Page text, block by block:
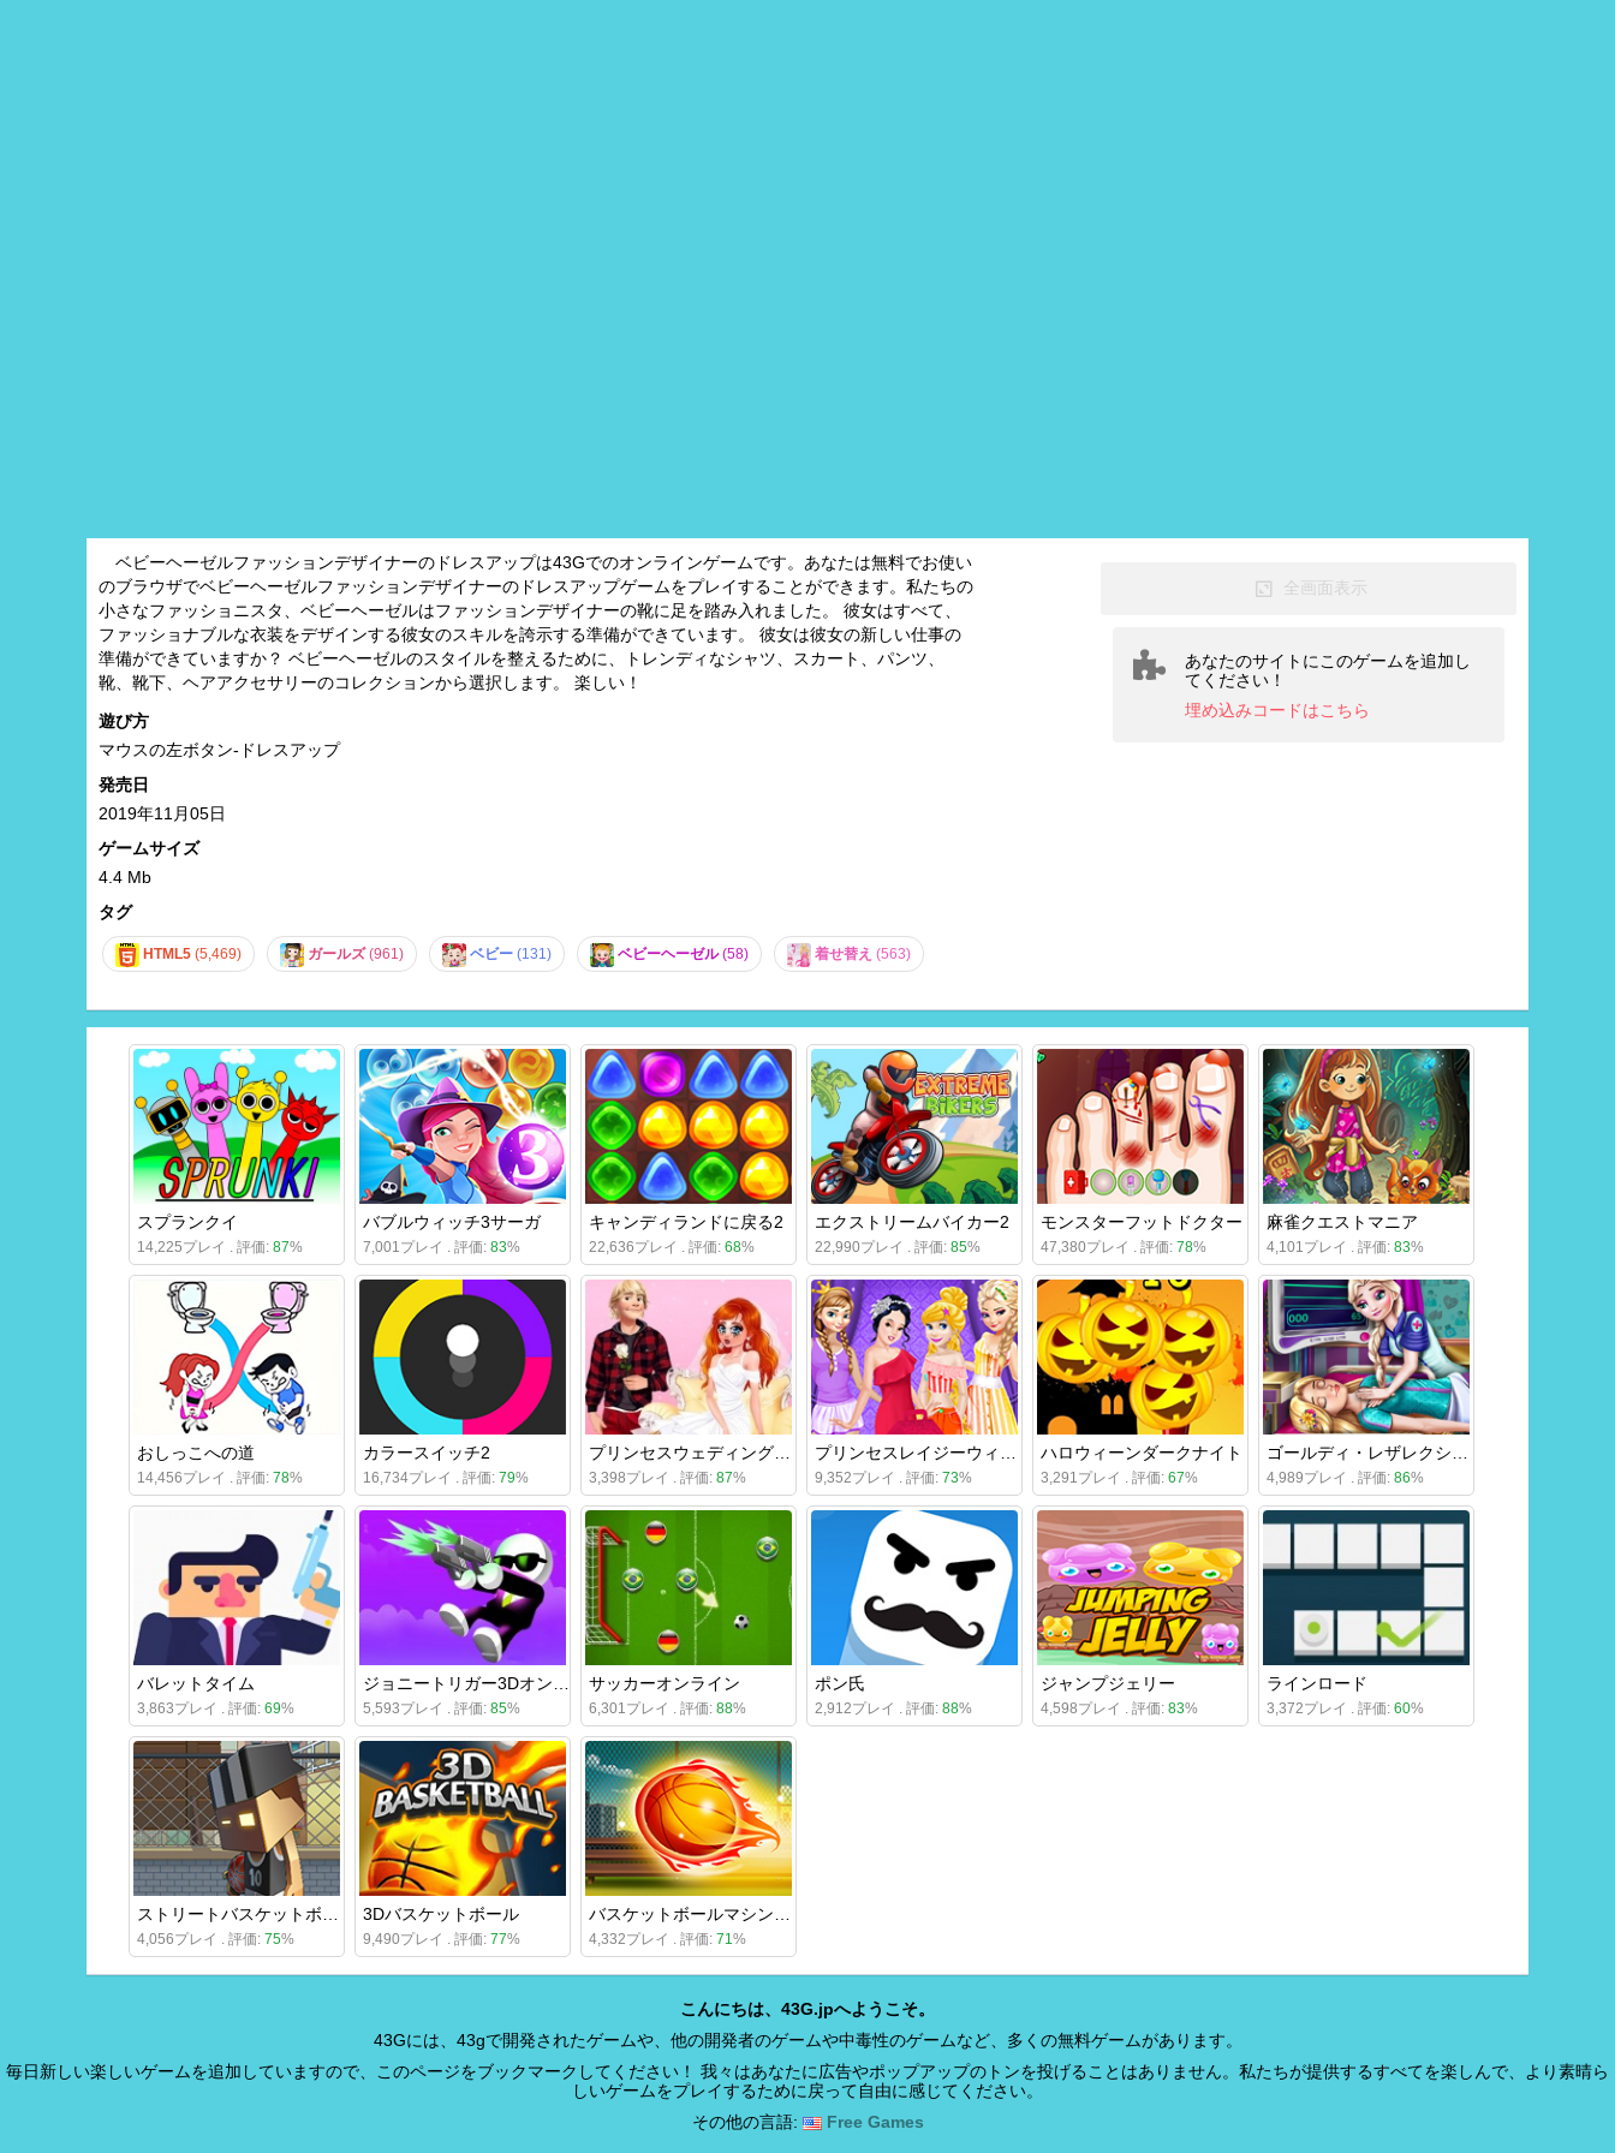
ベビーヘーゼルファッションデザイナーのドレスアップは43Gでのオンラインゲームです。あなたは無料でお使い
のブラウザでベビーヘーゼルファッションデザイナーのドレスアップゲームをプレイすることができます。私たちの
小さなファッショニスタ、ベビーヘーゼルはファッションデザイナーの靴に足を踏み入れました。 彼女はすべて、
ファッショナブルな衣装をデザインする彼女のスキルを誇示する準備ができています。 彼女は彼女の新しい仕事の
準備ができていますか？ ベビーヘーゼルのスタイルを整えるために、トレンディなシャツ、スカート、パンツ、
靴、靴下、ヘアアクセサリーのコレクションから選択します。 楽しい！
遊び方
マウスの左ボタン-ドレスアップ
発売日
2019年11月05日
ゲームサイズ
4.4 Mb
タグ
HTML5 (5,469) ガールズ(961) ベビー (131) ベビーヘーゼル(58) 着せ替え (563)
全画面表示
あなたのサイトにこのゲームを追加し
てください！
埋め込みコードはこちら
スプランクイ
14,225プレイ . 評価: 87%
バブルウィッチ3サーガ
7,001プレイ . 評価: 83%
キャンディランドに戻る2
22,636プレイ . 評価: 68%
エクストリームバイカー2
22,990プレイ . 評価: 85%
モンスターフットドクター
47,380プレイ . 評価: 78%
麻雀クエストマニア
4,101プレイ . 評価: 83%
おしっこへの道
14,456プレイ . 評価: 78%
カラースイッチ2
16,734プレイ . 評価: 79% 3,398プレイ . 評価: 87% 9,352プレイ . 評価: 73%
ハロウィーンダークナイト
3,291プレイ . 評価: 67% 4,989プレイ . 評価: 86%
バレットタイム
3,863プレイ . 評価: 69% 5,593プレイ . 評価: 85%
サッカーオンライン
6,301プレイ . 評価: 88%
ポン氏
2,912プレイ . 評価: 88%
ジャンプジェリー
4,598プレイ . 評価: 83%
ラインロード
3,372プレイ . 評価: 60%
4,056プレイ . 評価: 75%
3Dバスケットボール
9,490プレイ . 評価: 77% 4,332プレイ . 評価: 71%
こんにちは、43G.jpへようこそ。
43Gには、43gで開発されたゲームや、他の開発者のゲームや中毒性のゲームなど、多くの無料ゲームがあります。
毎日新しい楽しいゲームを追加していますので、このページをブックマークしてください！ 我々はあなたに広告やポップアップのトンを投げることはありません。私たちが提供するすべてを楽しんで、より素晴ら
しいゲームをプレイするために戻って自由に感じてください。
その他の言語:
Free Games